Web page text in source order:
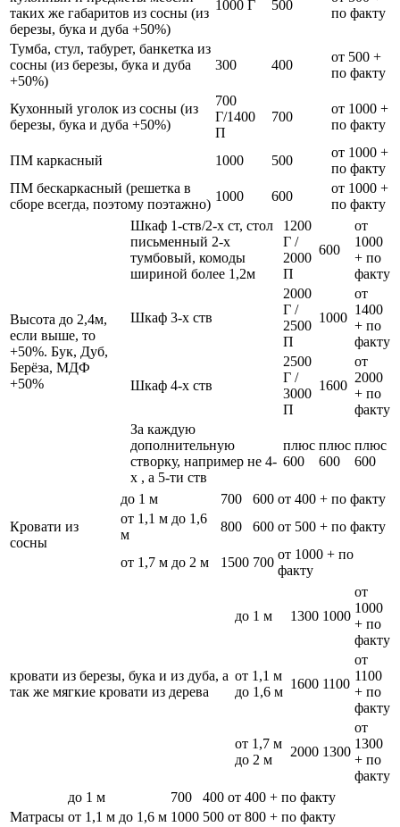
таких же габаритов из сосны (из
березы, бука и дуба +50%)
1000 Г 500
по факту
Тумба, стул, табурет, банкетка из
сосны (из березы, бука и дуба
+50%)
300 400
от 500 +
по факту
Кухонный уголок из сосны (из
березы, бука и дуба +50%)
700
Г/1400
П
700
от 1000 +
по факту
ПМ каркасный 1000 500
от 1000 +
по факту
ПМ бескаркасный (решетка в
сборе всегда, поэтому поэтажно)
1000 600
от 1000 +
по факту
Высота до 2,4м,
если выше, то
+50%. Бук, Дуб,
Берёза, МДФ
+50%
Шкаф 1-ств/2-х ст, стол
письменный 2-х
тумбовый, комоды
шириной более 1,2м
1200
Г /
2000
П
600
от
1000
+ по
факту
Шкаф 3-х ств
2000
Г /
2500
П
1000
от
1400
+ по
факту
Шкаф 4-х ств
2500
Г /
3000
П
1600
от
2000
+ по
факту
За каждую
дополнительную
створку, например не 4-
х , а 5-ти ств
плюс
600
плюс
600
плюс
600
Кровати из
сосны
до 1 м 700 600 от 400 + по факту
от 1,1 м до 1,6
м
800 600 от 500 + по факту
от 1,7 м до 2 м 1500 700
от 1000 + по
факту
кровати из березы, бука и из дуба, а
так же мягкие кровати из дерева
до 1 м 1300 1000
от
1000
+ по
факту
от 1,1 м
до 1,6 м
1600 1100
от
1100
+ по
факту
от 1,7 м
до 2 м
2000 1300
от
1300
+ по
факту
Матрасы
до 1 м 700 400 от 400 + по факту
от 1,1 м до 1,6 м 1000 500 от 800 + по факту